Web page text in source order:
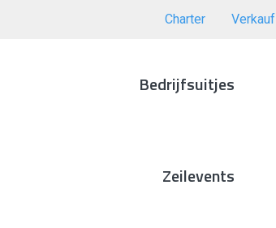
Charter Verkauf
Bedrijfsuitjes
Zeilevents